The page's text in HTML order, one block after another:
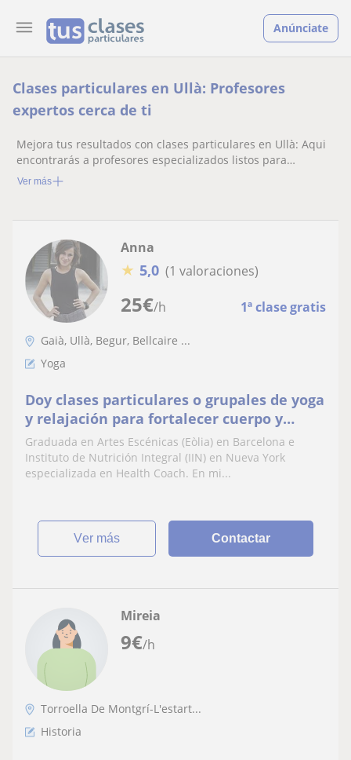
Anúnciate
Clases particulares en Ullà: Profesores
expertos cerca de ti
Mejora tus resultados con clases particulares en Ullà: Aqui
encontrarás a profesores especializados listos para
ayudarte.
Ver más
25€/h 1ª clase gratis
Anna
★ 5,0 (1 valoraciones)
Gaià, Ullà, Begur, Bellcaire ...
Yoga
Doy clases particulares o grupales de yoga
y relajación para fortalecer cuerpo y
mente
Graduada en Artes Escénicas (Eòlia) en Barcelona e
Instituto de Nutrición Integral (IIN) en Nueva York
especializada en Health Coach. En mi...
ver más Contactar
9€/h
Mireia
Torroella De Montgrí-L'estart...
Historia